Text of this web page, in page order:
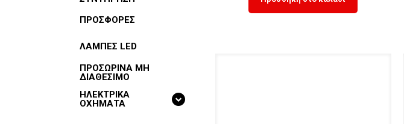
ΠΡΟΣΦΟΡΕΣ
ΛΑΜΠΕΣ LED
ΠΡΟΣΩΡΙΝΑ ΜΗ
ΔΙΑΘΕΣΙΜΟ
ΗΛΕΚΤΡΙΚΑ
ΟΧΗΜΑΤΑ